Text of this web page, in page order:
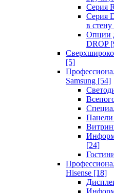
Серия
Серия
в стену
Опции
DROP
[5]
Samsung [54]
Панели
[24]
Hisense [18]